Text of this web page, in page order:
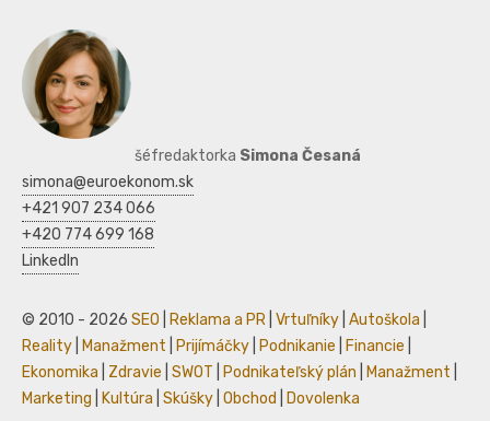
šéfredaktorka Simona Česaná
simona@euroekonom.sk
+421 907 234 066
+420 774 699 168
LinkedIn
© 2010 - 2026 SEO Reklama a PR Vrtuľníky Autoškola
Reality
Manažment Prijímáčky Podnikanie Financie
Ekonomika
Zdravie SWOT Podnikateľský plán Manažment
Marketing
Kultúra Skúšky Obchod Dovolenka